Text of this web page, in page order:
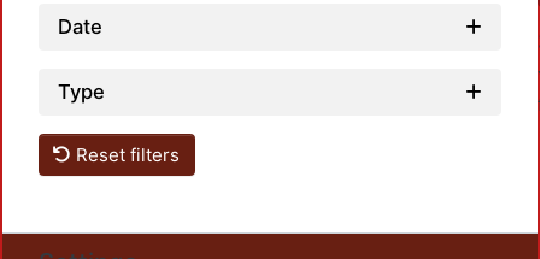
Date
Type
Reset filters